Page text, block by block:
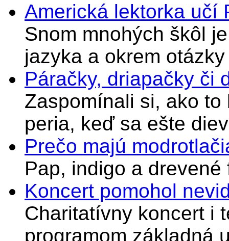
Americká lektorka učí
Snom mnohých škôl
jazyka a okrem
Páračky, driapačky či
Zaspomínali si, ako
peria, keď sa ešte
Prečo majú
Pap, indigo a drevené
Koncert pomohol
Charitatívny koncert i
programom základná